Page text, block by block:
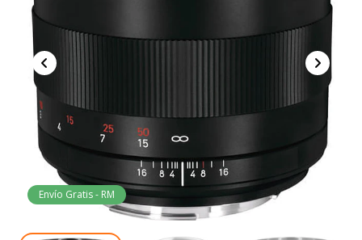
Envío Gratis - RM